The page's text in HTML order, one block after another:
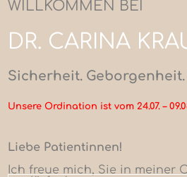
WILLKOMMEN BEI
DR. CARINA
Sicherheit.
Unsere Ordination ist vom 24.07. –
Liebe Patientinnen!
Ich freue mich, Sie in meiner